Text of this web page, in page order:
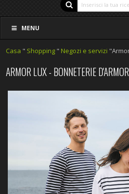
MENU
Casa " Shopping " Negozi e servizi
ARMOR LUX - BONNETERIE D'ARMOR